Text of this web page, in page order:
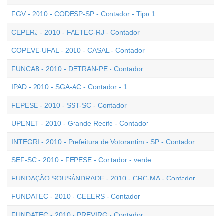
FGV - 2010 - CODESP-SP - Contador - Tipo 1
CEPERJ - 2010 - FAETEC-RJ - Contador
COPEVE-UFAL - 2010 - CASAL - Contador
FUNCAB - 2010 - DETRAN-PE - Contador
IPAD - 2010 - SGA-AC - Contador - 1
FEPESE - 2010 - SST-SC - Contador
UPENET - 2010 - Grande Recife - Contador
INTEGRI - 2010 - Prefeitura de Votorantim - SP - Contador
SEF-SC - 2010 - FEPESE - Contador - verde
FUNDAÇÃO SOUSÂNDRADE - 2010 - CRC-MA - Contador
FUNDATEC - 2010 - CEEERS - Contador